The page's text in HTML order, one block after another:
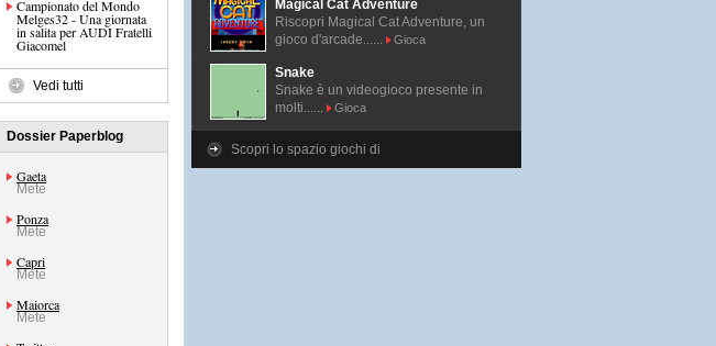
Campionato del Mondo
Melges32 - Una giornata
in salita per AUDI Fratelli
Giacomel
Vedi tutti
Dossier Paperblog
Gaeta
Mete
Ponza
Mete
Capri
Mete
Maiorca
Mete
Magical Cat Adventure
Riscopri Magical Cat Adventure, un
gioco d'arcade......
Gioca
Snake
Snake è un videogioco presente in
molti......
Gioca
Scopri lo spazio giochi di